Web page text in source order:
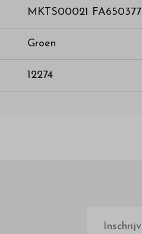
MKTS00021 FA650377
Groen
12274
mailadres